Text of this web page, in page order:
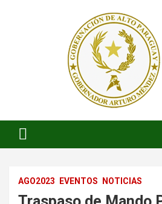
AGO2023 EVENTOS NOTICIAS